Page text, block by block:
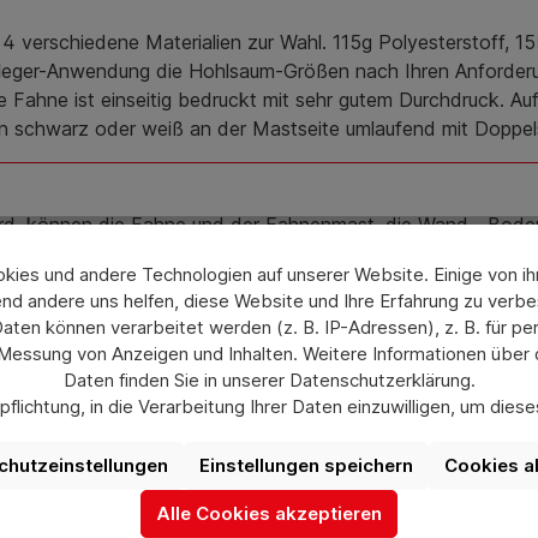
Materialien zur Wahl. 115g Polyesterstoff,
Anwendung die Hohlsaum-Größen nach Ihren
ist einseitig bedruckt mit sehr gutem Durchdruck.
oder weiß an der Mastseite umlaufend mit
können die Fahne und der Fahnenmast, die Wand-,
ab Windstärke 7 (= 50-61 km/h).Die Nichtbeachtung
2 Kunststoff-Karabinern je Konfektionierung rechts
und andere Technologien auf unserer Website. Einige von
andere uns helfen, diese Website und Ihre Erfahrung zu
können verarbeitet werden (z. B. IP-Adressen), z. B. für
von Anzeigen und Inhalten. Weitere Informationen über
Daten finden Sie in unserer Datenschutzerklärung.
in die Verarbeitung Ihrer Daten einzuwilligen, um
individueller Einstellungen möglicherweise nicht alle
verfügbar sind.
Cookies
Einstellungen speichern
Alle Cookies akzeptieren